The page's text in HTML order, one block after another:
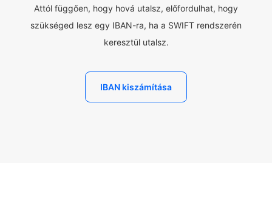
Attól függően, hogy hová utalsz, előfordulhat, hogy
szükséged lesz egy IBAN-ra, ha a SWIFT rendszerén
keresztül utalsz.
IBAN kiszámítása